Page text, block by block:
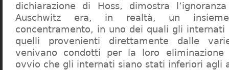
dichiarazione di Hoss, dimostra
Auschwitz era, in realtà, un
concentramento, in uno dei quali gli
quelli provenienti direttamente dalle
venivano condotti per la loro eliminazione
ovvio che gli internati siano stati inferiori agli